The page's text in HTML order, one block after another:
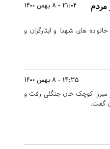
21:04 - 8 بهمن 1400
مردم
های شهدا و ایثارگران و
14:35 - 8 بهمن 1400
میرزا کوچک خان جنگلی رفت و
گفت.